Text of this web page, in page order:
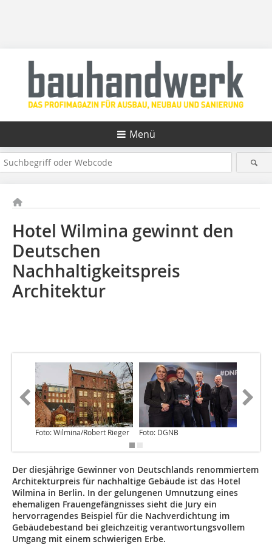
Menü
Hotel Wilmina gewinnt den
Deutschen
Nachhaltigkeitspreis
Architektur
Foto: Wilmina/Robert Rieger Foto: DGNB
Der diesjährige Gewinner von Deutschlands renommiertem
Architekturpreis für nachhaltige Gebäude ist das Hotel
Wilmina in Berlin. In der gelungenen Umnutzung eines
ehemaligen Frauengefängnisses sieht die Jury ein
hervorragendes Beispiel für die Nachverdichtung im
Gebäudebestand bei gleichzeitig verantwortungsvollem
Umgang mit einem schwierigen Erbe.